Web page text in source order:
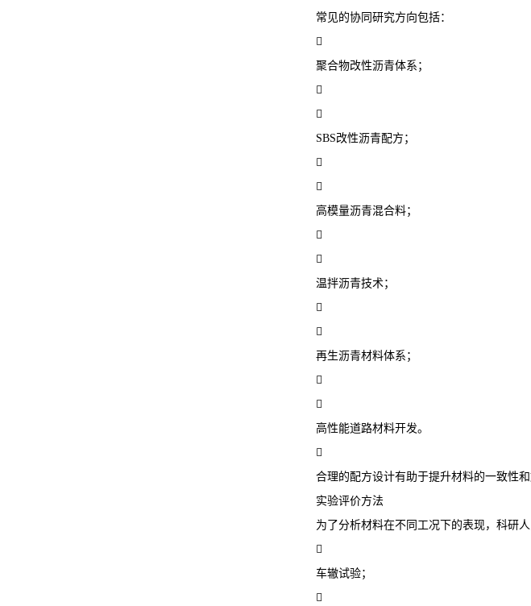
常见的协同研究方向包括：

聚合物改性沥青体系；


SBS改性沥青配方；


高模量沥青混合料；


温拌沥青技术；


再生沥青材料体系；


高性能道路材料开发。

合理的配方设计有助于提升材料的一致性和
实验评价方法
为了分析材料在不同工况下的表现，科研

车辙试验；
